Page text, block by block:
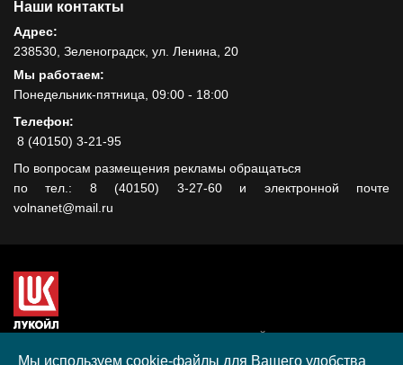
Наши контакты
Адрес:
238530, Зеленоградск, ул. Ленина, 20
Мы работаем:
Понедельник-пятница, 09:00 - 18:00
Телефон:
8 (40150) 3-21-95
По вопросам размещения рекламы обращаться
по тел.: 8 (40150) 3-27-60 и электронной почте
volnanet@mail.ru
гранта, полученного в рамках XIII Конкурса социальных и
Мы используем cookie-файлы для Вашего удобства